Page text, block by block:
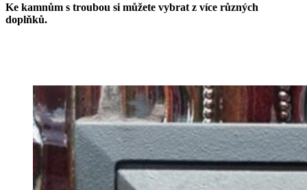
Ke kamnům s troubou si můžete vybrat z více různých
doplňků.